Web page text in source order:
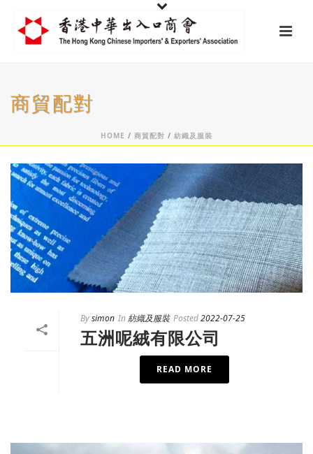
商貿配對
HOME / 商貿配對 / 紡織及服裝
Bysimon In紡織及服裝 Posted2022-07-25
五洲呢絨有限公司
READ MORE